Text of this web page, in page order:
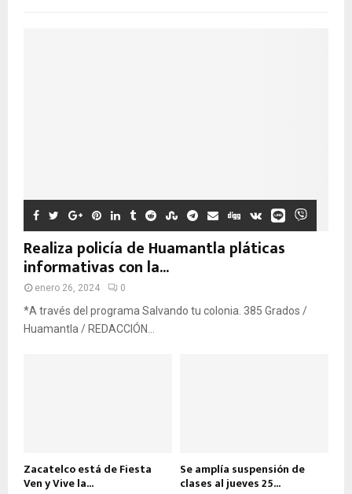
Realiza policía de Huamantla pláticas
informativas con la...
enero 26, 2024 0
*A través del programa Salvando tu colonia. 385 Grados /
Huamantla / REDACCIÓN...
Zacatelco está de Fiesta
Ven y Vive la...
Se amplía suspensión de
clases al jueves 25...